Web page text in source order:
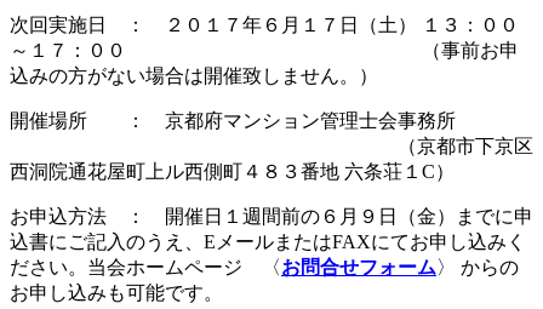
次回実施日 ： ２０１７年６月１７日（土） １３：００
～１７：００
（事前お申
込みの方がない場合は開催致しません。）
開催場所 ： 京都府マンション管理士会事務所
（京都市下京区
西洞院通花屋町上ル西側町４８３番地 六条荘１C）
お申込方法 ： 開催日１週間前の６月９日（金）までに申
込書にご記入のうえ、EメールまたはFAXにてお申し込みく
ださい。当会ホームページ 〈お問合せフォーム〉 からの
お申し込みも可能です。